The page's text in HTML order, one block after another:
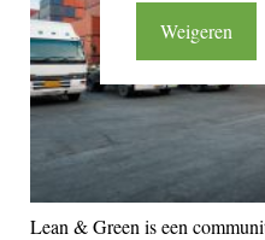
Lean & Green is een
Weigeren